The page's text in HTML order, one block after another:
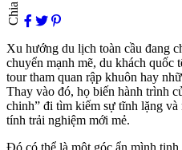
Xu hướng du lịch toàn cầu đang
chuyển mạnh mẽ, du khách quốc
tour tham quan rập khuôn hay
Thay vào đó, họ biến hành trình
chinh” đi tìm kiếm sự tĩnh lặng
tính trải nghiệm mới mẻ.